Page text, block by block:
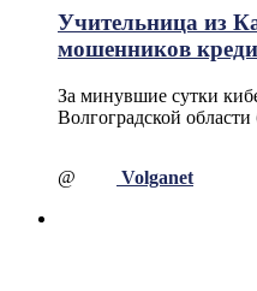
Учительница из
мошенников
За минувшие сутки
Волгоградской
@ Volganet